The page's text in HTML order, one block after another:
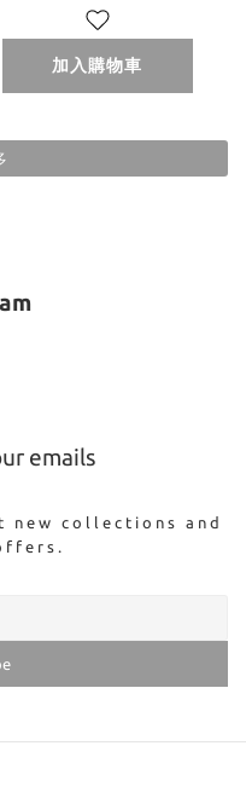
加入購物車
emails
new collections and